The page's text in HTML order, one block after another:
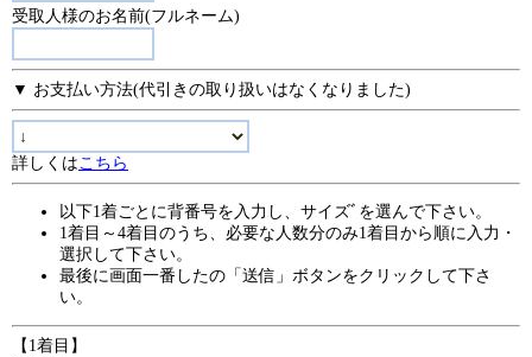
受取人様のお名前(フルネーム)
▼ お支払い方法(代引きの取り扱いはなくなりました)
詳しくはこちら
以下1着ごとに背番号を入力し、サイズﾞを選んで下さい。
1着目～4着目のうち、必要な人数分のみ1着目から順に入力・
選択して下さい。
最後に画面一番したの「送信」ボタンをクリックして下さ
い。
【1着目】